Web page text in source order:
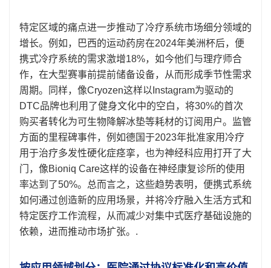
特定区域的痛点进一步推动了冷疗系统市场细分领域的
增长。例如，巴西的运动药房在2024年美洲杯后，便
携式冷疗系统的需求激增18%，如今他们与理疗师合
作，在大型赛事前提前储备设备，从而形成季节性需求
周期。同样，像Cryozen这样以Instagram为驱动的
DTC品牌也利用了健身文化中的空白，将30%的首次
购买者转化为可生物降解冰垫等耗材的订阅用户。监管
方面的里程碑事件，例如德国于2023年批准家用冷疗
用于治疗多发性硬化症痉挛，也为神经科应用打开了大
门，像Bioniq Care这样的设备在神经康复诊所的使用
率达到了50%。总而言之，这些趋势表明，便携式系统
如何通过创造新的应用场景，并将冷疗融入生活方式和
特定医疗工作流程，从而减少对集中式医疗基础设施的
依赖，进而推动市场扩张。.